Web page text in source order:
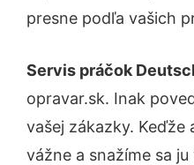
presne podľa vašich
Servis práčok
opravar.sk. Inak
vašej zákazky. Keďže
vážne a snažíme sa